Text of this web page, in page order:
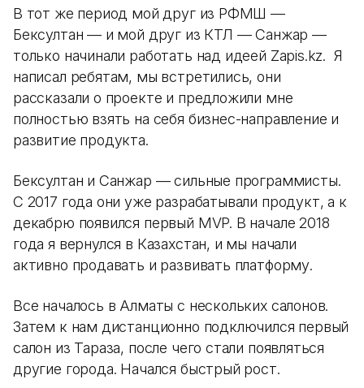
В тот же период мой друг из РФМШ —
Бексултан — и мой друг из КТЛ — Санжар —
только начинали работать над идеей Zapis.kz. Я
написал ребятам, мы встретились, они
рассказали о проекте и предложили мне
полностью взять на себя бизнес-направление и
развитие продукта.
Бексултан и Санжар — сильные программисты.
С 2017 года они уже разрабатывали продукт, а к
декабрю появился первый MVP. В начале 2018
года я вернулся в Казахстан, и мы начали
активно продавать и развивать платформу.
Все началось в Алматы с нескольких салонов.
Затем к нам дистанционно подключился первый
салон из Тараза, после чего стали появляться
другие города. Начался быстрый рост.